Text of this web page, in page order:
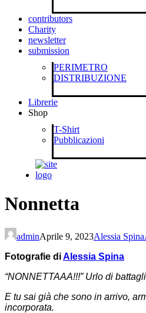
contributors
Charity
newsletter
submission
PERIMETRO
DISTRIBUZIONE
Librerie
Shop
T-Shirt
Pubblicazioni
Nonnetta
adminAprile 9, 2023Alessia Spina
Fotografie diAlessia Spina
“NONNETTAAA!!!” Urlo di
E tu sai già che sono in arrivo,
incorporata.